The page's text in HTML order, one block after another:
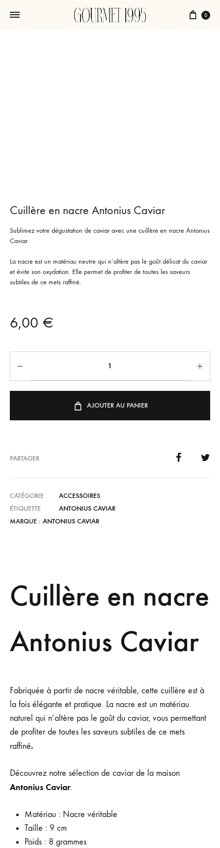
0
Cuillère en nacre Antonius Caviar
Sublimez votre dégustation de caviar avec une cuillère en nacre Antonius
Caviar.
La nacre est un matériau neutre qui n’altère pas le goût délicat du caviar
et évite son oxydation. Elle permet de profiter de toutes les saveurs
subtiles de ce mets raffiné.
6,00 €
AJOUTER AU PANIER
PARTAGER
CATÉGORIE
ACCESSOIRES
ÉTIQUETTE
ANTONIUS CAVIAR
MARQUE : ANTONIUS CAVIAR
Cuillère en nacre
Antonius Caviar
Fabriquée à partir de nacre véritable, cette cuillère est à
la fois élégante et pratique. La nacre est un matériau
naturel qui n’altère pas le goût du caviar, vous permettant
de profiter de toutes les saveurs subtiles de ce mets
raffiné.
Découvrez notre sélection de caviar de la maison
Antonius Caviar.
Matériau : Nacre véritable
Taille : 9 cm
Poids : 8 grammes